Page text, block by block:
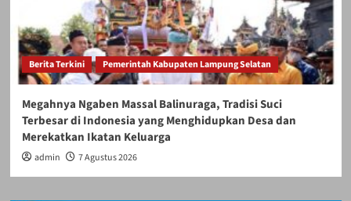
Berita Terkini Pemerintah Kabupaten Lampung Selatan
Megahnya Ngaben Massal Balinuraga, Tradisi Suci
Terbesar di Indonesia yang Menghidupkan Desa dan
Merekatkan Ikatan Keluarga
admin 7 Agustus 2026